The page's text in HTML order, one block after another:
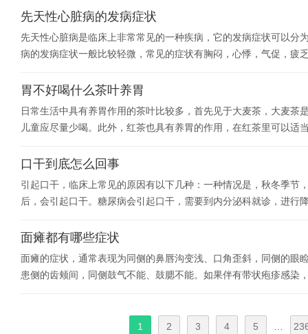
先天性心脏病的发病症状
先天性心脏病是临床上非常常见的一种疾病，它的发病症状可以分
病的发病症状一般比较轻微，常见的症状有胸闷，心悸，气促，疲
胃不好喝什么茶叶养胃
日常生活中具有养胃作用的茶叶比较多，首先见于大麦茶，大麦
儿童应尽量少喝。此外，红茶也具有养胃的作用，在红茶里可以适
口干到底怎么回事
引起口干，临床上常见的原因有以下几种：一种情况是，秋冬季节
后，会引起口干。糖尿病会引起口干，需要到内分泌科就诊，进行
面瘫都有哪些症状
面瘫的症状，通常表现为同侧的鼻唇沟变浅、口角歪斜，同侧的眼
患侧的齿颊间，同侧鼓气不能、鼓腮不能。如果伴有带状疱疹感染
1 2 3 4 5 …